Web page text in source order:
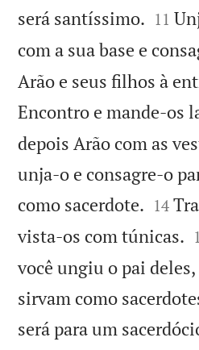
será santíssimo. 

11
com a sua base e
Arão e seus filhos à
Encontro e mande-os
depois Arão com as
unja-o e consagre-o
como sacerdote. 

14
vista-os com túnicas. 
você ungiu o pai
sirvam como
será para um